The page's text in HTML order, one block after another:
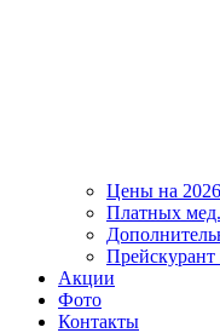
Цены на
Платных
Прейскурант
Акции
Фото
Контакты